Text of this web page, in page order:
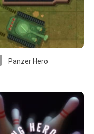
Panzer Hero